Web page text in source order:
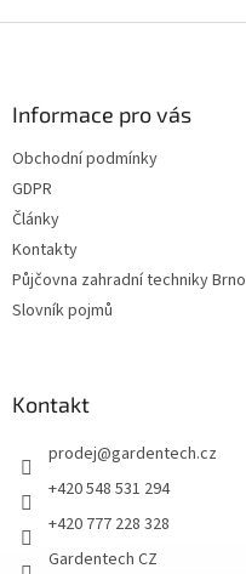
Informace pro vás
Obchodní podmínky
GDPR
Články
Kontakty
Půjčovna zahradní techniky Brno
Slovník pojmů
Kontakt
prodej@gardentech.cz
+420 548 531 294
+420 777 228 328
Gardentech CZ